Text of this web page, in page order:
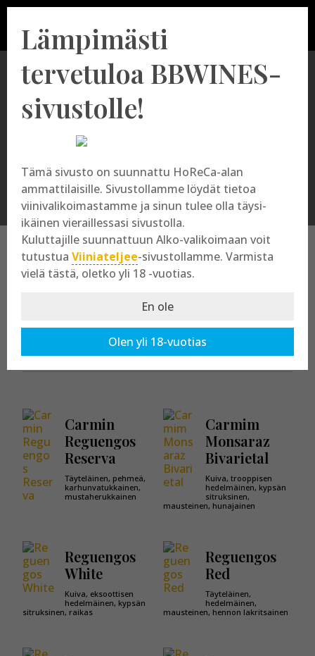
Carmim
Kaikki tuotteet osastossa:Carmim
Carmin
Reguengos
Reserva
Täyteläinen, pehmeä,
karhunvatukkainen,
mustaherukkainen
Carmim
Monsaraz
Bivarietal
Kuiva, trooppisen
hedelmäinen, kypsän
sitruksinen,
mausteinen, hunajainen
Reguengos
White
Kuiva, eksoottisen
hedelmäinen, kypsän
sitruksinen, raikas
Reguengos
Red
Täyteläinen,
hedelmäinen,
mausteinen, hennon lakritsainen
Lämpimästi
tervetuloa BBWINES-
sivustolle!
Tämä sivusto on suunnattu HoReCa-alan
ammattilaisille. Sivustollamme löydät tietoa
viinivalikoimastamme ja sinun tulee olla täysi-
ikäinen vieraillessasi sivustolla.
Kuluttajille suunnattuun Alko-valikoimaan voit
tutustua Viiniateljee-sivustollamme. Varmista
vielä tästä, oletko yli 18 -vuotias.
En ole
Olen yli 18-vuotias